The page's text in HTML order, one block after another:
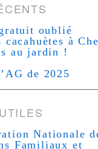
oublié
à
au jardin !
de 2025
Nationale
Familiaux et